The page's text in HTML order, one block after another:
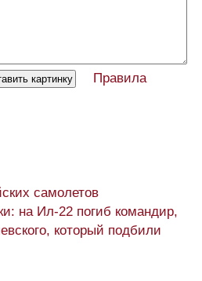
Правила
самолетов
на Ил-22 погиб командир,
который подбили